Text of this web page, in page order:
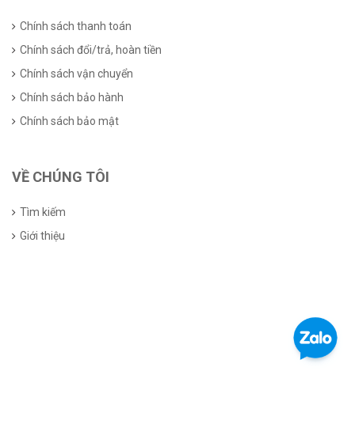
Chính sách thanh toán
Chính sách đổi/trả, hoàn tiền
Chính sách vận chuyển
Chính sách bảo hành
Chính sách bảo mật
VỀ CHÚNG TÔI
Tìm kiếm
Giới thiệu